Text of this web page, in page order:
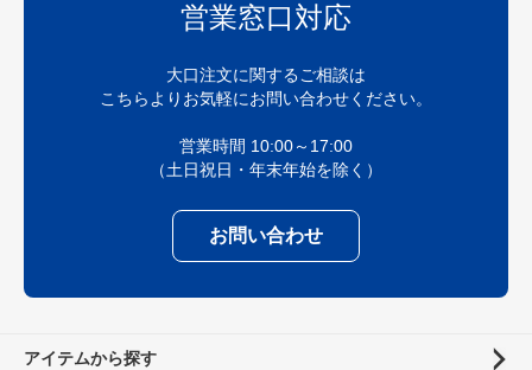
営業窓口対応
大口注文に関するご相談は
こちらよりお気軽にお問い合わせください。
営業時間 10:00～17:00
（土日祝日・年末年始を除く）
お問い合わせ
アイテムから探す